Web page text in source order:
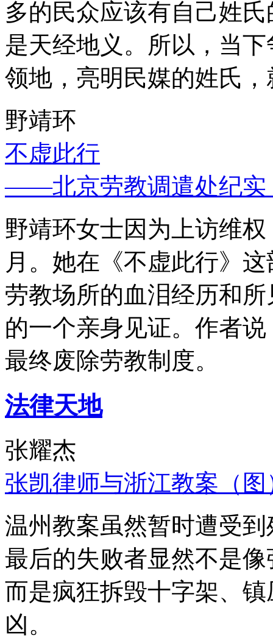
多的民众应该有自己姓
是天经地义。所以，当
领地，亮明民媒的姓氏
野靖环
不虚此行
——北京劳教调遣处纪实
野靖环女士因为上访维
月。她在《不虚此行》
劳教场所的血泪经历和
的一个亲身见证。作者
最终废除劳教制度。
法律天地
张耀杰
张凯律师与浙江教案（图
温州教案虽然暂时遭受
最后的失败者显然不是
而是疯狂拆毁十字架、
凶。